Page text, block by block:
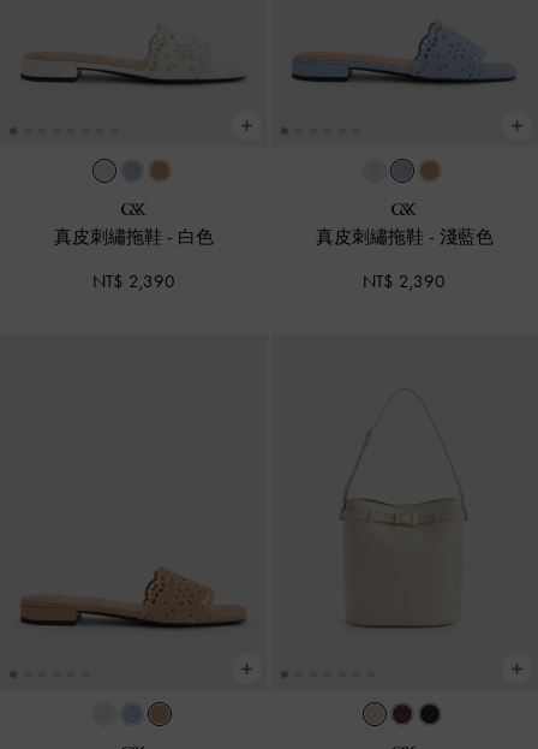
真皮刺繡拖鞋 - 白色
NT$ 2,390
真皮刺繡拖鞋 - 淺藍色
NT$ 2,390